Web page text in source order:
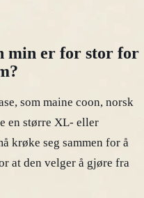
min er for stor for
som maine coon, norsk
en større XL- eller
krøke seg sammen for å
at den velger å gjøre fra